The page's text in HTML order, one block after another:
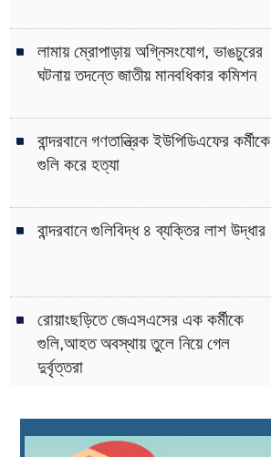
লামায় ম্রোপাড়ায় অগ্নিসংযোগ, ভাঙচুরের
ঘটনায় তদন্তে জাতীয় মানবধিকার কমিশন
বান্দরবানে গণতান্ত্রিক ইউপিডিএফের কর্মীকে
গুলি করে হত্যা
বান্দরবানে গুলিবিদ্ধ ৪ ব্যক্তির লাশ উদ্ধার
রোয়াংছড়িতে জেএসএসের এক কর্মীকে
গুলি,আহত অবস্থায় তুলে নিয়ে গেল
দুর্বৃত্তরা